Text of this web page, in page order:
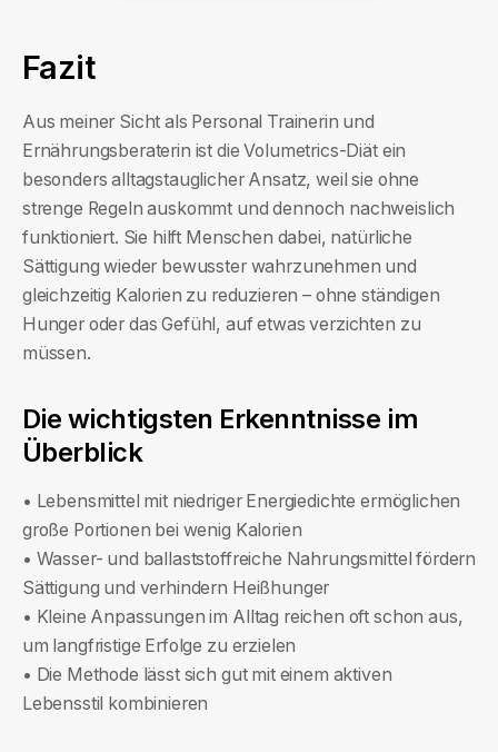
Fazit
Aus meiner Sicht als Personal Trainerin und
Ernährungsberaterin ist die Volumetrics-Diät ein
besonders alltagstauglicher Ansatz, weil sie ohne
strenge Regeln auskommt und dennoch nachweislich
funktioniert. Sie hilft Menschen dabei, natürliche
Sättigung wieder bewusster wahrzunehmen und
gleichzeitig Kalorien zu reduzieren – ohne ständigen
Hunger oder das Gefühl, auf etwas verzichten zu
müssen.
Die wichtigsten Erkenntnisse im
Überblick
• Lebensmittel mit niedriger Energiedichte ermöglichen
große Portionen bei wenig Kalorien
• Wasser- und ballaststoffreiche Nahrungsmittel fördern
Sättigung und verhindern Heißhunger
• Kleine Anpassungen im Alltag reichen oft schon aus,
um langfristige Erfolge zu erzielen
• Die Methode lässt sich gut mit einem aktiven
Lebensstil kombinieren